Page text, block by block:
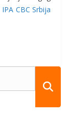
IPA CBC Srbija